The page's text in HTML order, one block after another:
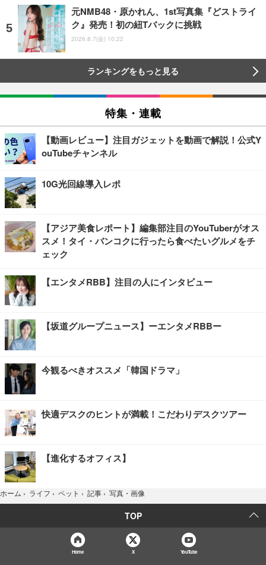
元NMB48・原かれん、1st写真集『どストライ
ク』発売！初の紐Tバックに挑戦
2026.8.7(金) 10:22
ランキングをもっと見る
特集・連載
【動画レビュー】注目ガジェットを動画で解説！公式Y
ouTubeチャンネル
10G光回線導入レポ
【アジア美食レポート】編集部注目のYouTuberがオス
スメ！タイ・バンコクに行ったら食べたいグルメをチ
ェック
【エンタメRBB】注目の人にインタビュー
【坂道グループニュース】ーエンタメRBBー
今観るべきオススメ「韓国ドラマ」
快適デスクのヒントが満載！こだわりデスクツアー
【進化するオフィス】
ホーム › ライフ › ペット › 記事 › 写真・画像
TOP
Home X YouTube